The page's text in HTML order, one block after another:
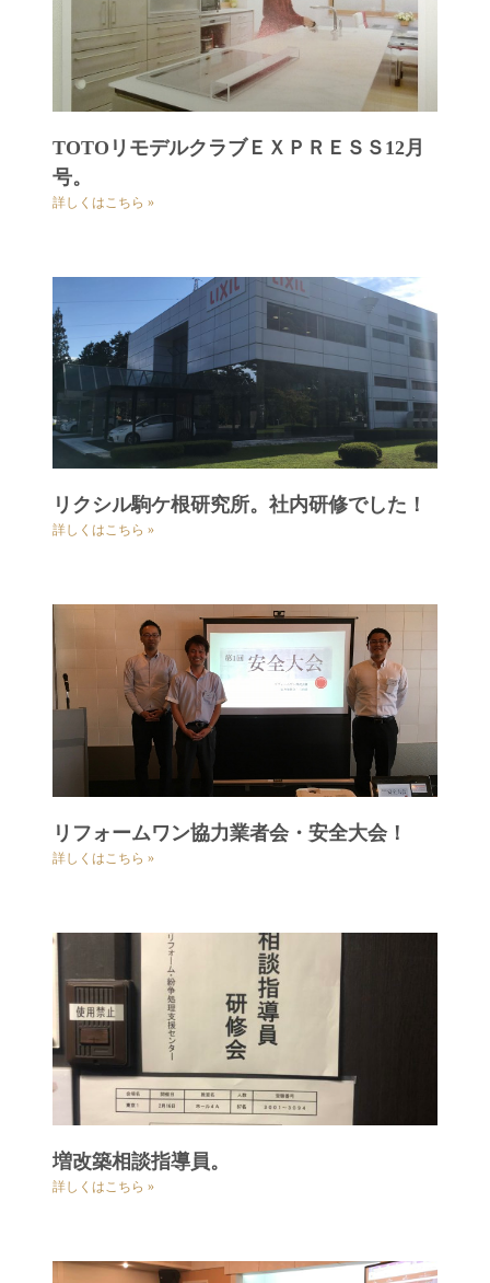
TOTOリモデルクラブＥＸＰＲＥＳＳ12月
号。
詳しくはこちら »
リクシル駒ケ根研究所。社内研修でした！
詳しくはこちら »
リフォームワン協力業者会・安全大会！
詳しくはこちら »
増改築相談指導員。
詳しくはこちら »